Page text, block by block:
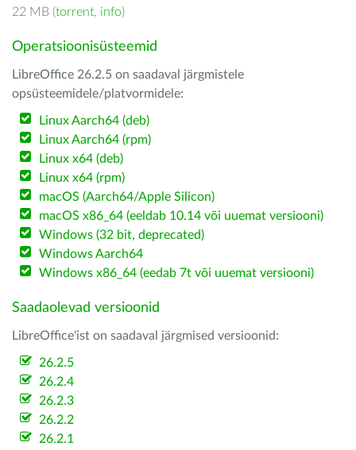
22 MB (torrent, info)
Operatsioonisüsteemid
LibreOffice 26.2.5 on saadaval järgmistele
opsüsteemidele/platvormidele:
Linux Aarch64 (deb)
Linux Aarch64 (rpm)
Linux x64 (deb)
Linux x64 (rpm)
macOS (Aarch64/Apple Silicon)
macOS x86_64 (eeldab 10.14 või uuemat versiooni)
Windows (32 bit, deprecated)
Windows Aarch64
Windows x86_64 (eedab 7t või uuemat versiooni)
Saadaolevad versioonid
LibreOffice'ist on saadaval järgmised versioonid:
26.2.5
26.2.4
26.2.3
26.2.2
26.2.1